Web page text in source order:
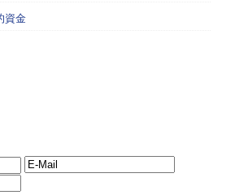
資金